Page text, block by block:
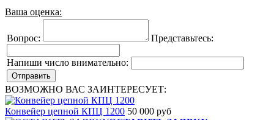
Ваша оценка:
Вопрос: Представьтесь:
Напиши число внимательно:
ВОЗМОЖНО ВАС ЗАИНТЕРЕСУЕТ:
Конвейер цепной КПЦ 1200 50 000 руб